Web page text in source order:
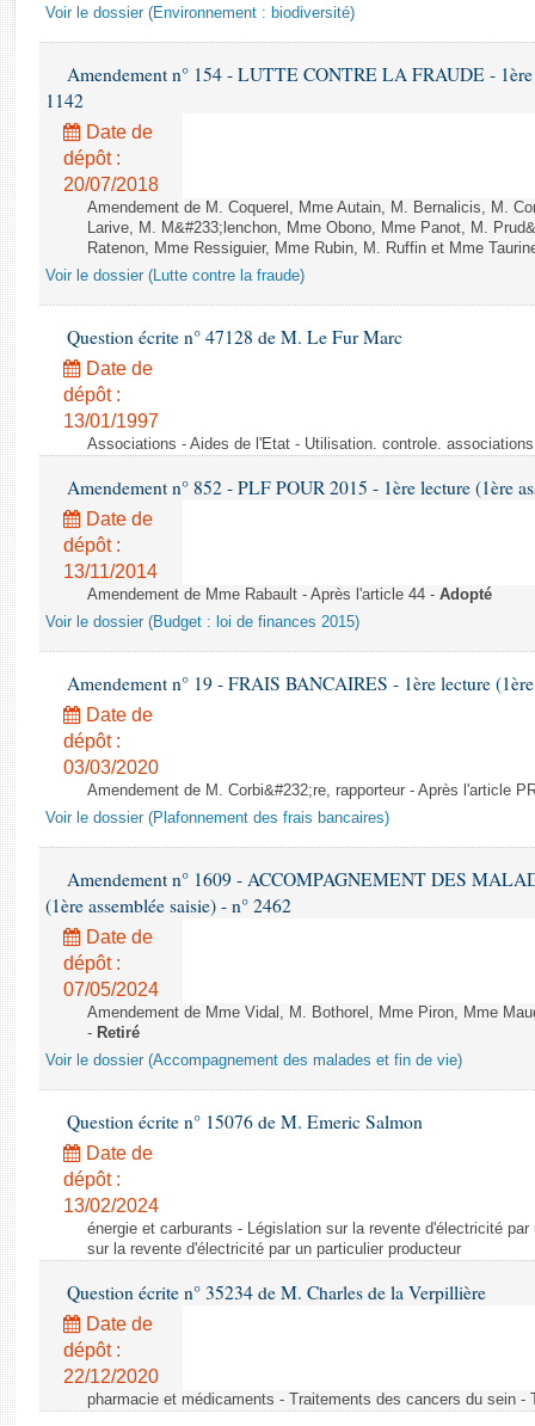
Rapports sur l'application des lois
Dossiers législatifs
Budget et sécurité sociale
Questions écrites et orales
Comptes rendus des débats
Voir le dossier (Environnement : biodiversité)
Amendement n° 154 - LUTTE CONTRE LA FRAUDE - 1ère
1142
Date de
dépôt :
20/07/2018
Amendement de M. Coquerel, Mme Autain, M. Bernalicis, M.
Larive, M. M&#233;lenchon, Mme Obono, Mme Panot, M.
Ratenon, Mme Ressiguier, Mme Rubin, M. Ruffin et Mme
Voir le dossier (Lutte contre la fraude)
Question écrite n° 47128 de M. Le Fur Marc
Date de
dépôt :
13/01/1997
Associations - Aides de l'Etat - Utilisation. controle.
Amendement n° 852 - PLF POUR 2015 - 1ère lecture (1ère
Date de
dépôt :
13/11/2014
Amendement de Mme Rabault - Après l'article 44 - Adopté
Voir le dossier (Budget : loi de finances 2015)
Amendement n° 19 - FRAIS BANCAIRES - 1ère lecture
Date de
dépôt :
03/03/2020
Amendement de M. Corbi&#232;re, rapporteur - Après l'article
Voir le dossier (Plafonnement des frais bancaires)
Amendement n° 1609 - ACCOMPAGNEMENT DES
(1ère assemblée saisie) - n° 2462
Date de
dépôt :
07/05/2024
Amendement de Mme Vidal, M. Bothorel, Mme Piron, Mme
- Retiré
Voir le dossier (Accompagnement des malades et fin de vie)
Question écrite n° 15076 de M. Emeric Salmon
Date de
dépôt :
13/02/2024
énergie et carburants - Législation sur la revente d'électricité
sur la revente d'électricité par un particulier producteur
Question écrite n° 35234 de M. Charles de la Verpillière
Date de
dépôt :
22/12/2020
pharmacie et médicaments - Traitements des cancers du sein -